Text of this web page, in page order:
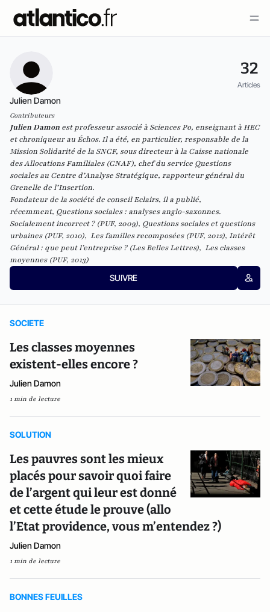
32
Articles
Julien Damon
Contributeurs
Julien Damon est professeur associé à Sciences Po, enseignant à HEC
et chroniqueur auÉchos. Il a été, en particulier, responsable de la
Mission Solidarité de la SNCF, sous directeur à la Caisse nationale
des Allocations Familiales (CNAF), chef du service Questions
sociales au Centre d’Analyse Stratégique, rapporteur général du
Grenelle de l’Insertion.
Fondateur de la société de conseil Eclairs, il a publié,
récemment, Questions sociales : analyses anglo-saxonnes.
Socialement incorrect ? (PUF, 2009), Questions sociales et questions
urbaines(PUF, 2010), Les familles recomposées(PUF, 2012), Intérêt
Général : que peut l’entreprise ?(Les Belles Lettres), Les classes
moyennes(PUF, 2013)
SUIVRE
SOCIETE
Les classes moyennes
existent-elles encore ?
Julien Damon
1 min de lecture
SOLUTION
Les pauvres sont les mieux
placés pour savoir quoi faire
de l’argent qui leur est donné
et cette étude le prouve (allo
l’Etat providence, vous m’entendez ?)
Julien Damon
1 min de lecture
BONNES FEUILLES